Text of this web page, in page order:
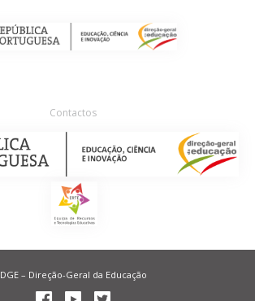
Contactos
DGE – Direção-Geral da Educação